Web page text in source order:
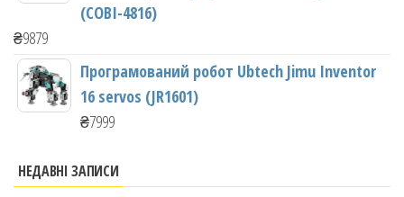
(COBI-4816)
₴9879
Програмований робот Ubtech Jimu Inventor
16 servos (JR1601)
₴7999
НЕДАВНІ ЗАПИСИ